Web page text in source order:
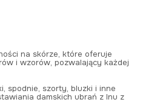
na skórze, które oferuje
i wzorów, pozwalający każdej
spodnie, szorty, bluzki i inne
damskich ubrań z lnu z